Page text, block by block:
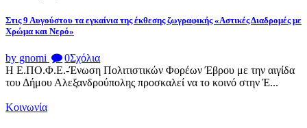
Στις 9 Αυγούστου τα εγκαίνια της έκθεσης ζωγραφικής «Αστικές Διαδρομές με
Χρώμα και Νερό»
by gnomi 0Σχόλια
Η Ε.ΠΟ.Φ.Ε.-Ένωση Πολιτιστικών Φορέων Έβρου με την αιγίδα
του Δήμου Αλεξανδρούπολης προσκαλεί να το κοινό στην Έ...
Κοινωνία